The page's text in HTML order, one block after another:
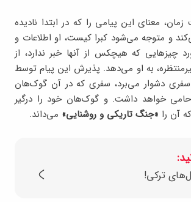
معنای این پیامی را که در ابتدا نادیده
و متوجه می‌شود کبرا کیست، او اطلاعات و
چیزهایی که هیچکس از آنها خبر ندارد، از
به او می‌دهد. پذیرش این پیام توسط
دشوار می‌برد، سفری که در آن گوک‌هان
خواهد داشت. و گوک‌هان خود را درگیر
آن را «جنگ تاریکی و روشنایی» می‌داند.
ترکی!